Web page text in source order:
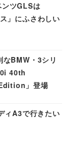
ンツGLSは
」にふさわしい
BMW・3シリ
40th
」登場
ィA3で行きたい